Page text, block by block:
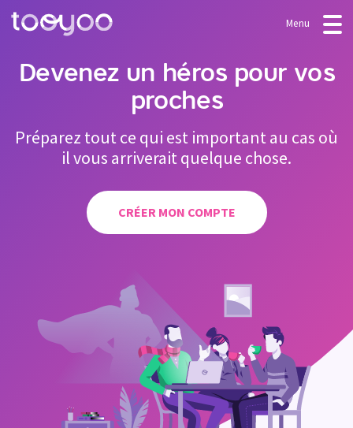
Menu
Services
Modèles & Assistants
FAQ
CRÉER MON COMPTE
Devenez un héros pour vos
proches
Préparez tout ce qui est important au cas où
il vous arriverait quelque chose.
CRÉER MON COMPTE